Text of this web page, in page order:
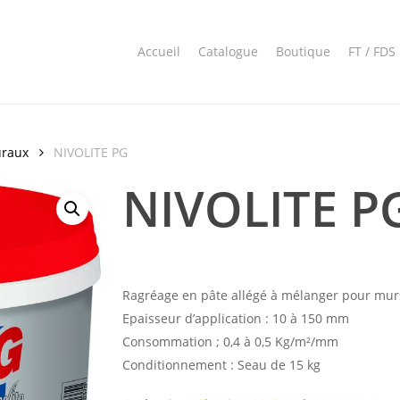
Accueil Catalogue Boutique FT / FDS
NIVOLITE PG
NIVOLITE
Ragréage en pâte allégé à mélanger pour
Epaisseur d’application : 10 à 150 mm
Consommation ; 0,4 à 0,5 Kg/m²/mm
Conditionnement : Seau de 15 kg